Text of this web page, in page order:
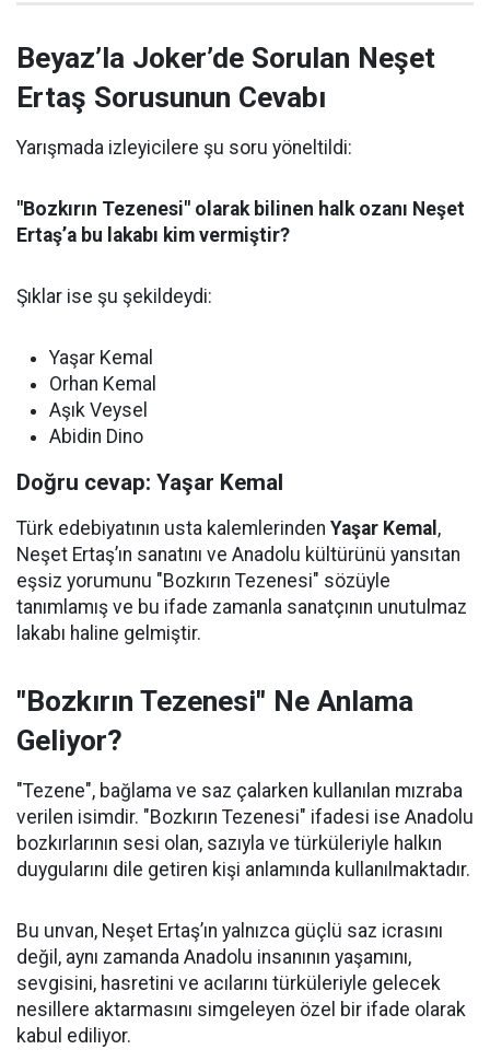
Beyaz’la Joker’de Sorulan Neşet
Ertaş Sorusunun Cevabı
Yarışmada izleyicilere şu soru yöneltildi:
"Bozkırın Tezenesi" olarak bilinen halk ozanı Neşet
Ertaş’a bu lakabı kim vermiştir?
Şıklar ise şu şekildeydi:
Yaşar Kemal
Orhan Kemal
Aşık Veysel
Abidin Dino
Doğru cevap: Yaşar Kemal
Türk edebiyatının usta kalemlerinden Yaşar Kemal ,
Neşet Ertaş’ın sanatını ve Anadolu kültürünü yansıtan
eşsiz yorumunu "Bozkırın Tezenesi" sözüyle
tanımlamış ve bu ifade zamanla sanatçının unutulmaz
lakabı haline gelmiştir.
"Bozkırın Tezenesi" Ne Anlama
Geliyor?
"Tezene", bağlama ve saz çalarken kullanılan mızraba
verilen isimdir. "Bozkırın Tezenesi" ifadesi ise Anadolu
bozkırlarının sesi olan, sazıyla ve türküleriyle halkın
duygularını dile getiren kişi anlamında kullanılmaktadır.
Bu unvan, Neşet Ertaş’ın yalnızca güçlü saz icrasını
değil, aynı zamanda Anadolu insanının yaşamını,
sevgisini, hasretini ve acılarını türküleriyle gelecek
nesillere aktarmasını simgeleyen özel bir ifade olarak
kabul ediliyor.